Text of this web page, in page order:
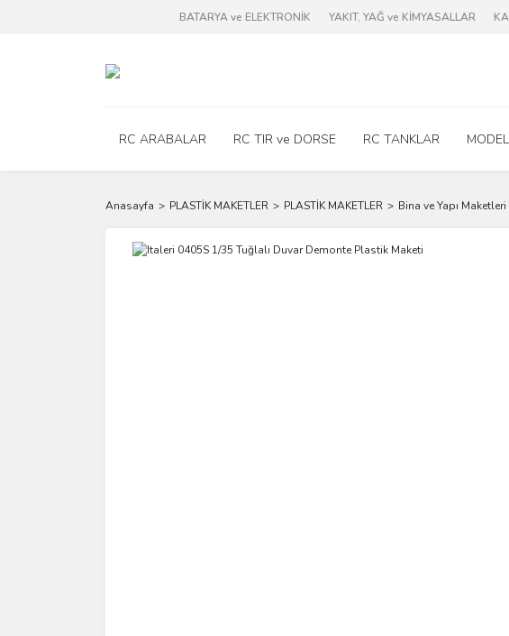
BATARYA ve ELEKTRONİK YAKIT, YAĞ ve KİMYASALLAR
RC ARABALAR RC TIR ve DORSE RC TANKLAR
Anasayfa PLASTİK MAKETLER PLASTİK MAKETLER Bina ve Yapı Maketleri